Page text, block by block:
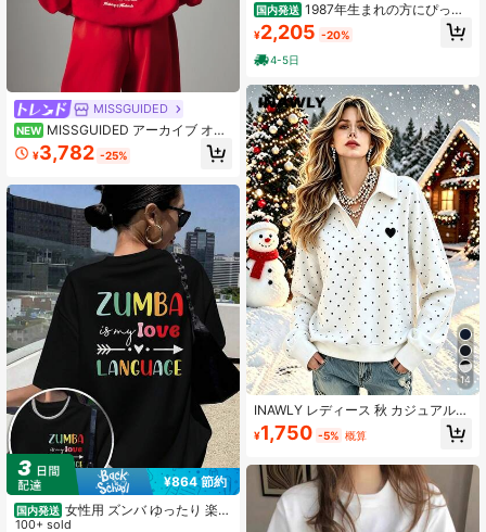
MISSGUIDED
NEW MISSGUIDED アーカイブ オー
バーサイズ パーカー バックロゴプリ
ント 長袖 カジュアル プルオーバー
¥3,782 -25%
¥864 節約
国内発送 女性用 ズンバ ゆったり 楽し
い両面プリントTシャツ | ソフトで快
100+ sold
国内発送 1987年生まれの方にぴった
りの限定版Tシャツ - コレギエートス
タイルのテキストデザイン、滑らか
なコットン素材、カジュアルで快適
なショートスブ - 記念日や贈り物に
最適！
¥2,205 -20%
4-5日
14
INAWLY レディース 秋 カジュアル
ドット柄 ハート刺繍 スウェットシャ
ツ
¥1,750 -5% 概算